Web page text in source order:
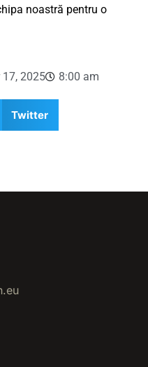
noastră pentru o
17, 2025 8:00 am
Twitter